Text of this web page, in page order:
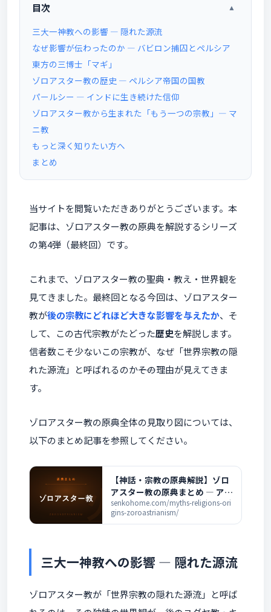
目次 ▲
三大一神教への影響 ― 隠れた源流
なぜ影響が伝わったのか ― バビロン捕囚とペルシア
東方の三博士「マギ」
ゾロアスター教の歴史 ― ペルシア帝国の国教
パールシー ― インドに生き続けた信仰
ゾロアスター教から生まれた「もう一つの宗教」― マ
ニ教
もっと深く知りたい方へ
まとめ
当サイトを閲覧いただきありがとうございます。本
記事は、ゾロアスター教の原典を解説するシリーズ
の第4弾（最終回）です。
これまで、ゾロアスター教の聖典・教え・世界観を
見てきました。最終回となる今回は、ゾロアスター
教が後の宗教にどれほど大きな影響を与えたか、そ
して、この古代宗教がたどった歴史を解説します。
信者数こそ少ないこの宗教が、なぜ「世界宗教の隠
れた源流」と呼ばれるのか――その理由が見えてきま
す。
ゾロアスター教の原典全体の見取り図については、
以下のまとめ記事を参照してください。
【神話・宗教の原典解説】ゾロ
アスター教の原典まとめ ― アヴ
ェスターと善悪二元論の全記事
一覧
senkohome.com/myths-religions-ori
gins-zoroastrianism/
三大一神教への影響 ― 隠れた源流
ゾロアスター教が「世界宗教の隠れた源流」と呼ば